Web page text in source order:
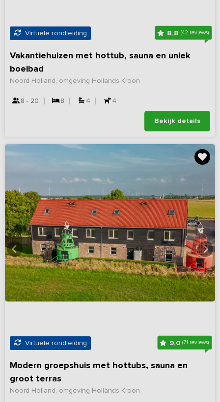
Virtuele rondleiding 8,8 (42 reviews)
Vakantiehuizen met hottub, sauna en uniek
boeibad
Noord-Holland, omgeving Hollands Kroon
8 - 20 8 4 4
Bekijk details
Virtuele rondleiding 9,0(71 reviews)
Modern groepshuis met hottubs, sauna en
groot terras
Noord-Holland, omgeving Hollands Kroon